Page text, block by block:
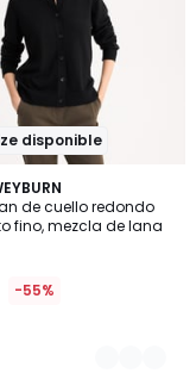
disponible
de cuello redondo
fino, mezcla de lana
-55%